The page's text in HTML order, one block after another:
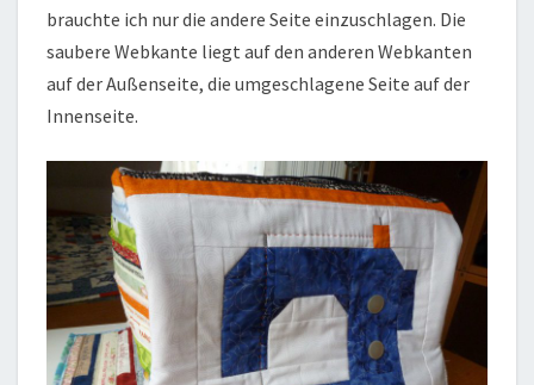
brauchte ich nur die andere Seite einzuschlagen. Die
saubere Webkante liegt auf den anderen Webkanten
auf der Außenseite, die umgeschlagene Seite auf der
Innenseite.